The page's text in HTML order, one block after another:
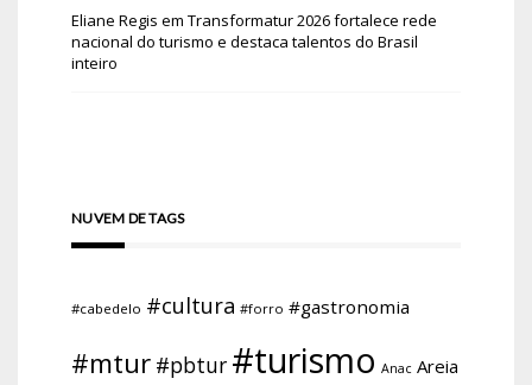
Eliane Regis em Transformatur 2026 fortalece rede
nacional do turismo e destaca talentos do Brasil
inteiro
NUVEM DE TAGS
#cabedelo #cultura #forro #gastronomia
#mtur #pbtur #turismo Anac Areia